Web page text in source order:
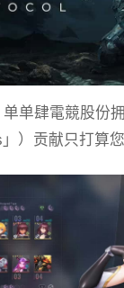
单单肆電競股份
）贡献只打算您